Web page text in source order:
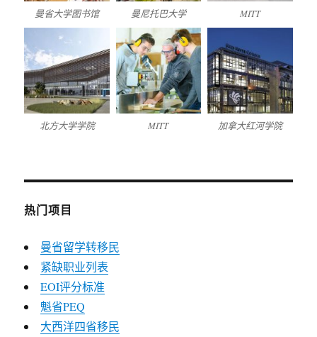
曼省大学图书馆 曼尼托巴大学 MITT
北方大学学院 MITT 加拿大红河学院
热门项目
曼省留学转移民
紧缺职业列表
EOI评分标准
魁省PEQ
大西洋四省移民